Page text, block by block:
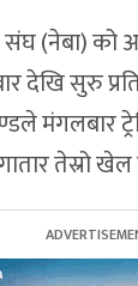
(नेबा) को
देखि सुरु
मंगलबार
तेस्रो